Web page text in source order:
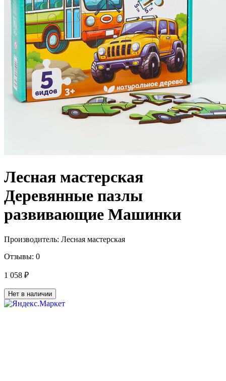
Лесная мастерская
Деревянные пазлы
развивающие Машинки
Производитель: Лесная мастерская
Отзывы: 0
1 058 ₽
Нет в наличии